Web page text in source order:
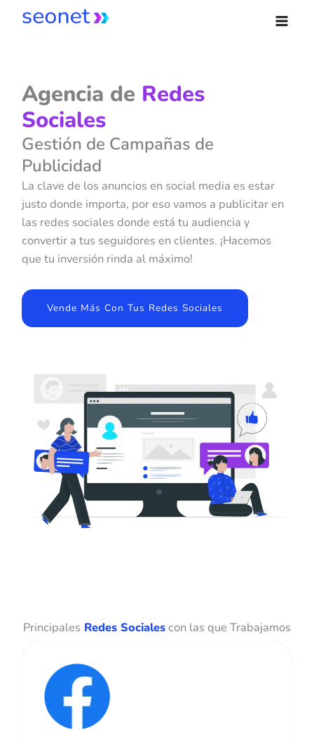
Agencia de Redes
Sociales
Gestión de Campañas de
Publicidad
La clave de los anuncios en social media es estar
justo donde importa, por eso vamos a publicitar en
las redes sociales donde está tu audiencia y
convertir a tus seguidores en clientes. ¡Hacemos
que tu inversión rinda al máximo!
Vende Más Con Tus Redes Sociales
Principales Redes Socialescon las que Trabajamos